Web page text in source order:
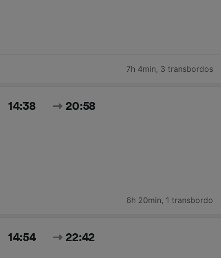
7h 4min, 3 transbordos
14:38 20:58
6h 20min, 1 transbordo
14:54 22:42